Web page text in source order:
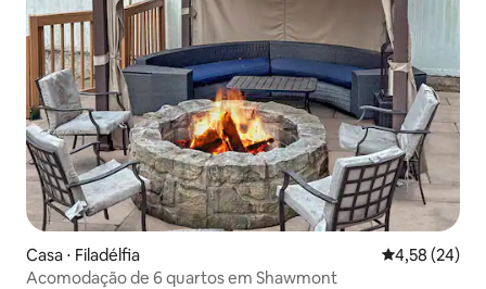
Casa ⋅ Filadélfia 4,58 de uma
4,58 (24)
Acomodação de 6 quartos em Shawmont